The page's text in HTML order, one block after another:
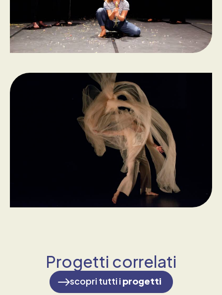
Progetti correlati
scopri tutti i progetti